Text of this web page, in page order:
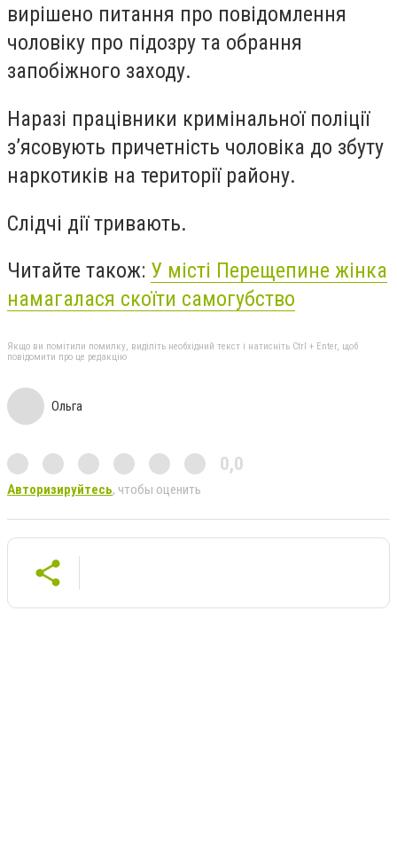
вирішено питання про повідомлення
чоловіку про підозру та обрання
запобіжного заходу.
Наразі працівники кримінальної поліції
з’ясовують причетність чоловіка до збуту
наркотиків на території району.
Слідчі дії тривають.
Читайте також: У місті Перещепине жінка
намагалася скоїти самогубство
Якщо ви помітили помилку, виділіть необхідний текст і натисніть Ctrl + Enter, щоб
повідомити про це редакцію
Ольга
0,0
Авторизируйтесь, чтобы оценить